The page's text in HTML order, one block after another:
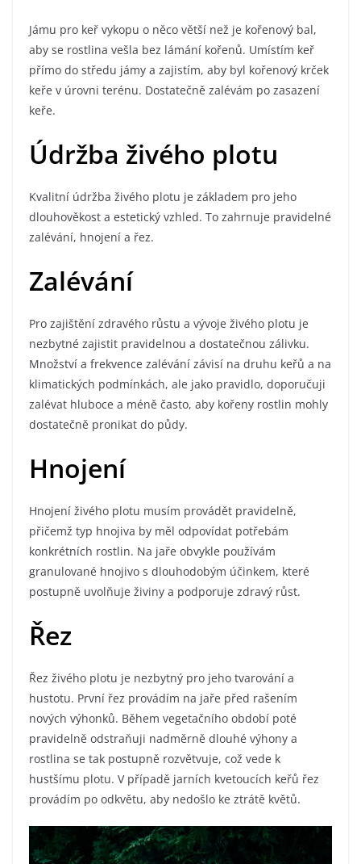
Jámu pro keř vykopu o něco větší než je kořenový bal,
aby se rostlina vešla bez lámání kořenů. Umístím keř
přímo do středu jámy a zajistím, aby byl kořenový krček
keře v úrovni terénu. Dostatečně zalévám po zasazení
keře.
Údržba živého plotu
Kvalitní údržba živého plotu je základem pro jeho
dlouhověkost a estetický vzhled. To zahrnuje pravidelné
zalévání, hnojení a řez.
Zalévání
Pro zajištění zdravého růstu a vývoje živého plotu je
nezbytné zajistit pravidelnou a dostatečnou zálivku.
Množství a frekvence zalévání závisí na druhu keřů a na
klimatických podmínkách, ale jako pravidlo, doporučuji
zalévat hluboce a méně často, aby kořeny rostlin mohly
dostatečně pronikat do půdy.
Hnojení
Hnojení živého plotu musím provádět pravidelně,
přičemž typ hnojiva by měl odpovídat potřebám
konkrétních rostlin. Na jaře obvykle používám
granulované hnojivo s dlouhodobým účinkem, které
postupně uvolňuje živiny a podporuje zdravý růst.
Řez
Řez živého plotu je nezbytný pro jeho tvarování a
hustotu. První řez provádím na jaře před rašením
nových výhonků. Během vegetačního období poté
pravidelně odstraňuji nadměrně dlouhé výhony a
rostlina se tak postupně rozvětvuje, což vede k
hustšímu plotu. V případě jarních kvetoucích keřů řez
provádím po odkvětu, aby nedošlo ke ztrátě květů.